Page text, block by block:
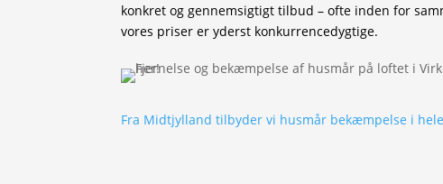
konkret og gennemsigtigt tilbud – ofte inden for
vores priser er yderst konkurrencedygtige.
Fra Midtjylland tilbyder vi husmår bekæmpelse i